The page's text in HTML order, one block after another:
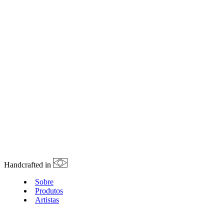
Handcrafted in
Sobre
Produtos
Artistas